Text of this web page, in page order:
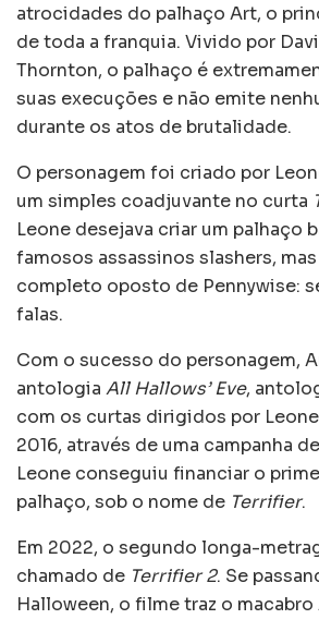
atrocidades do palhaço Art, o
de toda a franquia. Vivido por
Thornton, o palhaço é
suas execuções e não emite
durante os atos de brutalidade.
O personagem foi criado por
um simples coadjuvante no curta
Leone desejava criar um palhaço
famosos assassinos slashers,
completo oposto de Pennywise:
falas.
Com o sucesso do personagem,
antologia All Hallows’ Eve,
com os curtas dirigidos por
2016, através de uma campanha
Leone conseguiu financiar o
palhaço, sob o nome de Terrifier.
Em 2022, o segundo longa-
chamado de Terrifier 2. Se
Halloween, o filme traz o